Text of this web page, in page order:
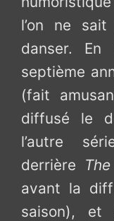
l’on ne
danser. En
septième
(fait
diffusé le
l’autre
derrière
avant la
saison), et